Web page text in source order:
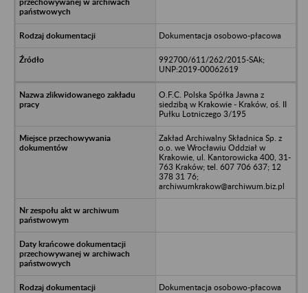
Dokumentacja osobowo-płacowa
992700/611/262/2015-SAk;
UNP:2019-00062619
O.F.C. Polska Spółka Jawna z
siedzibą w Krakowie - Kraków, oś. II
Pułku Lotniczego 3/195
Zakład Archiwalny Składnica Sp. z
o.o. we Wrocławiu Oddział w
Krakowie, ul. Kantorowicka 400, 31-
763 Kraków; tel. 607 706 637; 12
378 31 76;
archiwumkrakow@archiwum.biz.pl
Dokumentacja osobowo-płacowa